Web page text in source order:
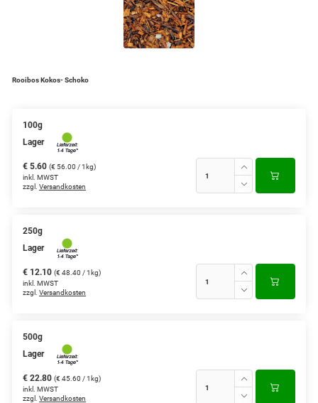
Grüner Tee aus Japan
Teemischungen
Verschiedene Anbaugebiete
Yogi - und Beuteltee
Aromatisierter Grüntee
Aromatisierter Schwarztee
Rooibos Kokos- Schoko
100g
Lager
€ 5.60 (€ 56.00 / 1kg)
inkl. MWST
zzgl. Versandkosten
250g
Lager
€ 12.10 (€ 48.40 / 1kg)
inkl. MWST
zzgl. Versandkosten
500g
Lager
€ 22.80 (€ 45.60 / 1kg)
inkl. MWST
zzgl. Versandkosten